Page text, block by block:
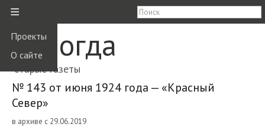
≡
Проекты
О сайте
Вологда
старые газеты
№ 143 от июня 1924 года — «Красный
Север»
в архиве с 29.06.2019